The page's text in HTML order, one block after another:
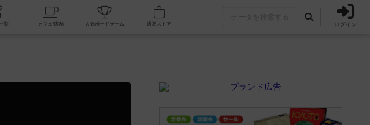
掲示板一覧 カフェ/店舗 人気ボードゲーム ログイン